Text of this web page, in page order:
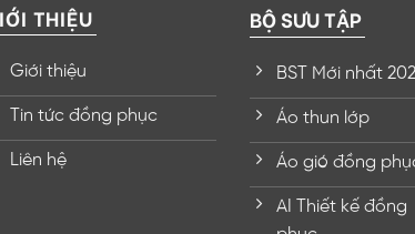
THIỆU
Giới thiệu
Tin tức đồng phục
Liên hệ
BỘ SƯU TẬP
BST Mới nhất
Áo thun lớp
Áo gió đồng
AI Thiết kế đồng